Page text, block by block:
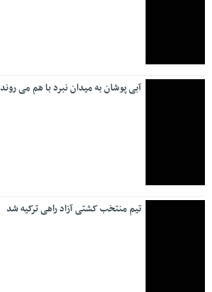
آبی پوشان به میدان نبرد با هم می روند
تیم منتخب کشتی آزاد راهی ترکیه شد